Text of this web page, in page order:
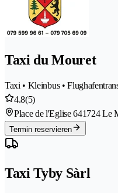
Taxi du Mouret
Taxi • Kleinbus •
4.8(5)
Place de l'Eglise 641724 Le
Termin reservieren
Taxi Tyby Sàrl